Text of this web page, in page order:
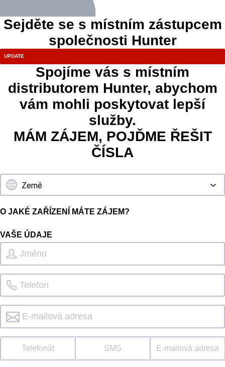
Sejděte se s místním zástupcem
společnosti Hunter
Spojíme vás s místním
distributorem Hunter, abychom
vám mohli poskytovat lepší
služby.
MÁM ZÁJEM, POJĎME ŘEŠIT
ČÍSLA
O JAKÉ ZAŘÍZENÍ MÁTE ZÁJEM?
VAŠE ÚDAJE
Telefonát SMS E-mailová adresa